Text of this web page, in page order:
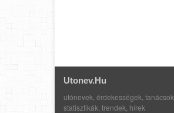
Utonev.hu
utónevek, érdekességek, tanácsok,
statisztikák, trendek, hírek